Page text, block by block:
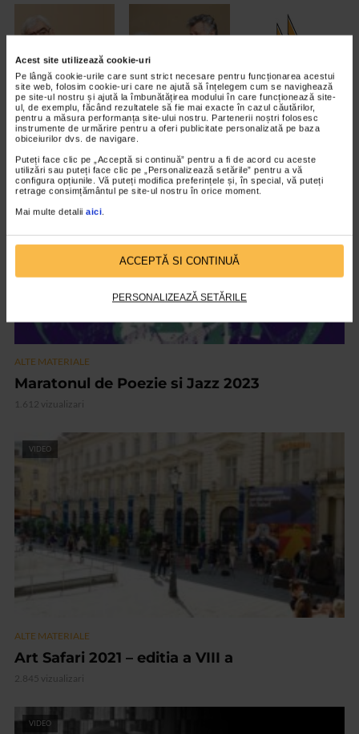
Acest site utilizează cookie-uri
Pe lângă cookie-urile care sunt strict necesare pentru funcționarea acestui
site web, folosim cookie-uri care ne ajută să înțelegem cum se navighează
pe site-ul nostru și ajută la îmbunătățirea modului în care funcționează site-
ul, de exemplu, făcând rezultatele să fie mai exacte în cazul căutărilor,
pentru a măsura performanța site-ului nostru. Partenerii noștri folosesc
instrumente de urmărire pentru a oferi publicitate personalizată pe baza
obiceiurilor dvs. de navigare.
Puteți face clic pe „Acceptă si continuă” pentru a fi de acord cu aceste
utilizări sau puteți face clic pe „Personalizează setările” pentru a vă
configura opțiunile. Vă puteți modifica preferințele și, în special, vă puteți
retrage consimțământul pe site-ul nostru în orice moment.
Mai multe detalii aici.
ACCEPTĂ SI CONTINUĂ
PERSONALIZEAZĂ SETĂRILE
ARTICOLE ASEMANATOARE
VIDEO
ALTE MATERIALE
Maratonul de Poezie si Jazz 2023
1.612 vizualizari
VIDEO
ALTE MATERIALE
Art Safari 2021 – editia a VIII a
2.845 vizualizari
VIDEO